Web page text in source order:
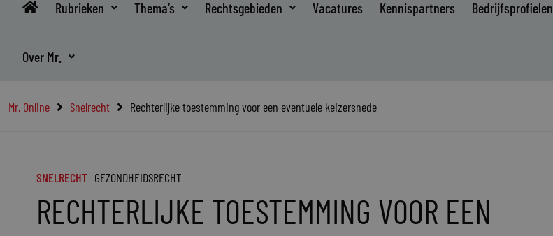
Rubrieken Thema’s Rechtsgebieden Vacatures Kennispartners Bedrijfsprofielen
Over Mr.
Mr. Online Snelrecht Rechterlijke toestemming voor een eventuele keizersnede
SNELRECHT GEZONDHEIDSRECHT
RECHTERLIJKE TOESTEMMING VOOR EEN